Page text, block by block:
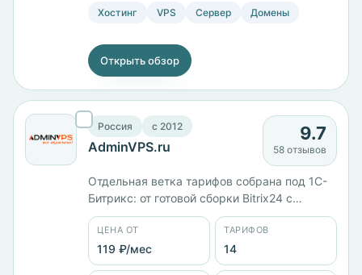
Хостинг VPS Сервер Домены
Открыть обзор
Россия c 2012
AdminVPS.ru
9.7
58 отзывов
Отдельная ветка тарифов собрана под 1С-
Битрикс: от готовой сборки Bitrix24 с
интернет-магазином и CRM за 1529 ₽/мес
до Lite 1С-Битрикс за 449 ₽/мес. Всего 14
тарифов, минимальная цена в каталоге —
119 ₽/мес. Шесть стран размещения:
ЦЕНА ОТ
119 ₽/мес
ТАРИФОВ
14